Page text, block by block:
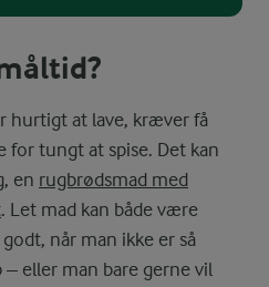
hurtigt at lave, kræver få
for tungt at spise. Det kan
, en rugbrødsmad med
. Let mad kan både være
når man ikke er så
eller man bare gerne vil